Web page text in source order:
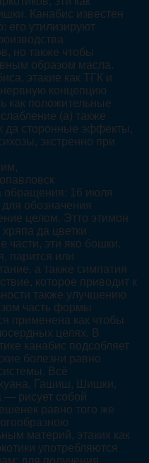
Канабис известен
его утилизируют
но также чтобы
образом масла.
этакие как ТГК и
концепцию
как положительные
(а) также
да сторонные эффекты,
экстренно при
обращения: 16 июля
для обозначения
целом. Этто этимон
да цветки
части, эти яко бошки.
парится или
а также симпатия
которое приводит к
также улучшению
часть формы
применена как чтобы
целях. В
канабис подсобляет
болезни равно
Всё
Гашиш, Шишки,
— рисует собой
равно того же
материй, этаких как
употребляются